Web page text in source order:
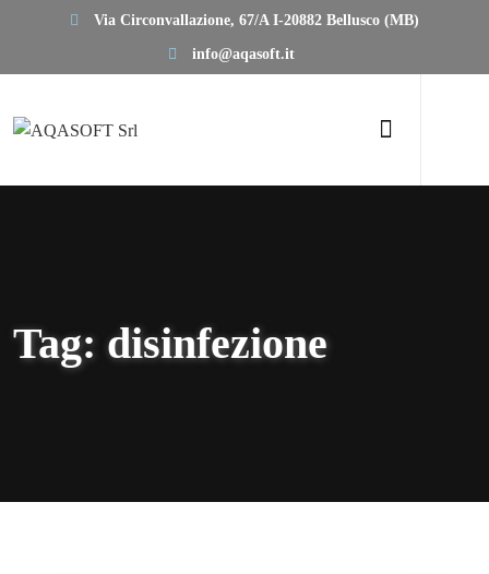
Via Circonvallazione, 67/A I-20882 Bellusco (MB)
info@aqasoft.it
Tag: disinfezione